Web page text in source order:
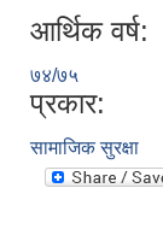
आर्थिक वर्ष:
७४/७५
प्रकार:
सामाजिक सुरक्षा